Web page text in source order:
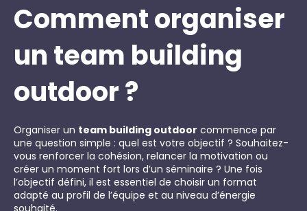
Comment organiser
un team building
outdoor ?
Organiser un team building outdoor commence par
une question simple : quel est votre objectif ? Souhaitez-
vous renforcer la cohésion, relancer la motivation ou
créer un moment fort lors d’un séminaire ? Une fois
l’objectif défini, il est essentiel de choisir un format
adapté au profil de l’équipe et au niveau d’énergie